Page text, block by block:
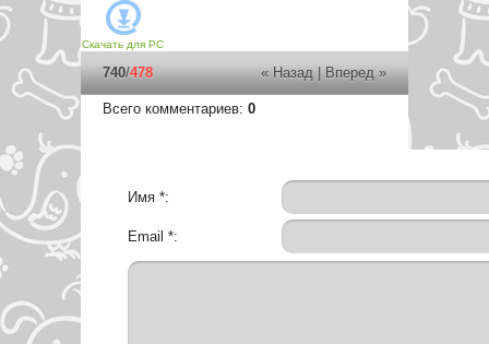
Скачать для PC
« Назад|Вперед »
740/478
Всего комментариев: 0
Имя *:
Email *: